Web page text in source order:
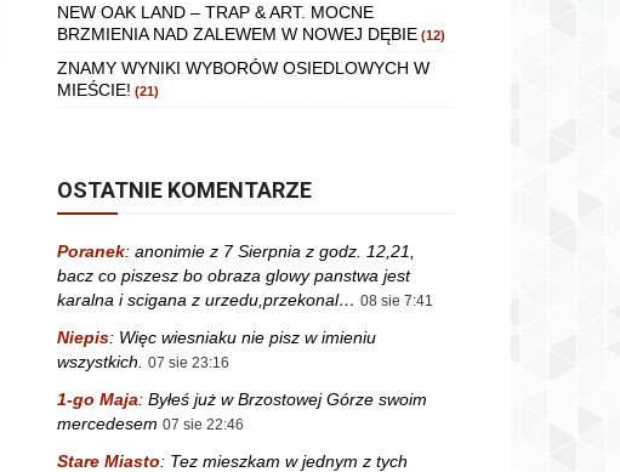
NEW OAK LAND – TRAP & ART. MOCNE
BRZMIENIA NAD ZALEWEM W NOWEJ DĘBIE (12)
ZNAMY WYNIKI WYBORÓW OSIEDLOWYCH W
MIEŚCIE! (21)
OSTATNIE KOMENTARZE
Poranek: anonimie z 7 Sierpnia z godz. 12,21,
bacz co piszesz bo obraza glowy panstwa jest
karalna i scigana z urzedu,przekonal… 08 sie 7:41
Niepis: Więc wiesniaku nie pisz w imieniu
wszystkich.
07 sie 23:16
1-go Maja: Byłeś już w Brzostowej Górze swoim
mercedesem 07 sie 22:46
Stare Miasto: Tez mieszkam w jednym z tych